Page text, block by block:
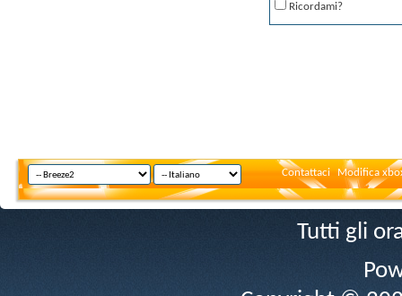
Ricordami?
Contattaci Modifica
Tutti gli